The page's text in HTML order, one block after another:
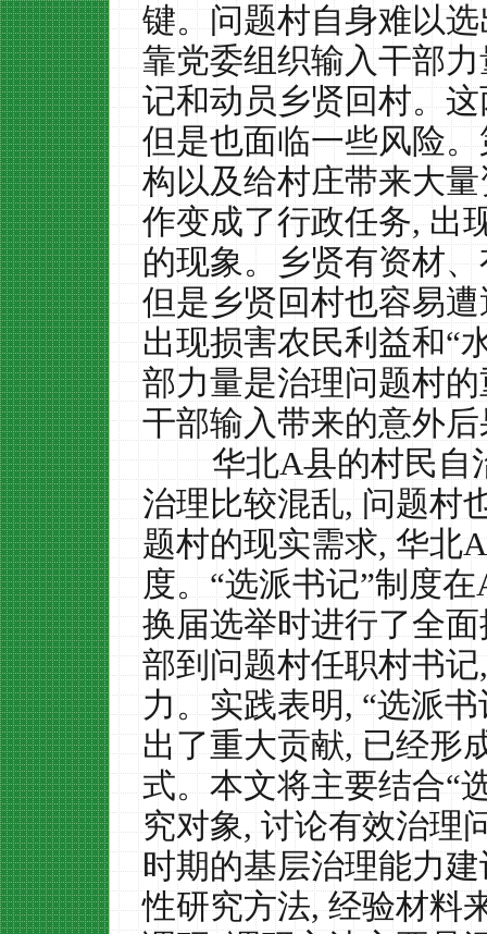
键。问题村自身难以
靠党委组织输入干部力
记和动员乡贤回村。
但是也面临一些风险
构以及给村庄带来大
作变成了行政任务,出
的现象。乡贤有资材
但是乡贤回村也容易
出现损害农民利益和“
部力量是治理问题村
干部输入带来的意外
华北A县的村民自
治理比较混乱,问题村
题村的现实需求,华北A
度。“选派书记”制度在
换届选举时进行了全
部到问题村任职村书记
力。实践表明,“选派
出了重大贡献,已经形
式。本文将主要结合“
究对象,讨论有效治理
时期的基层治理能力
性研究方法,经验材料